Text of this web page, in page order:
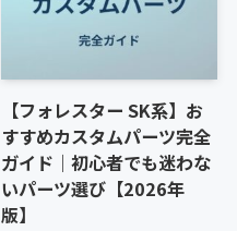
【フォレスター SK系】お
すすめカスタムパーツ完全
ガイド｜初心者でも迷わな
いパーツ選び【2026年
版】